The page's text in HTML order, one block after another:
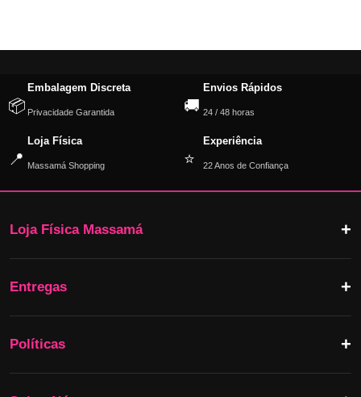
📦
Embalagem Discreta
Privacidade Garantida 🚚
Envios Rápidos
24 / 48 horas
📍
Loja Física
Massamá Shopping ⭐
Experiência
22 Anos de Confiança
Loja Física Massamá
Entregas
Políticas